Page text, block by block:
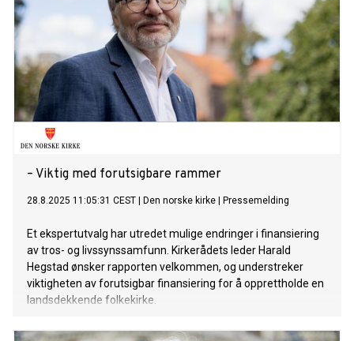
– Viktig med forutsigbare rammer
28.8.2025 11:05:31 CEST Den norske kirke Pressemelding
Et ekspertutvalg har utredet mulige endringer i finansiering
av tros- og livssynssamfunn. Kirkerådets leder Harald
Hegstad ønsker rapporten velkommen, og understreker
viktigheten av forutsigbar finansiering for å opprettholde en
landsdekkende folkekirke.